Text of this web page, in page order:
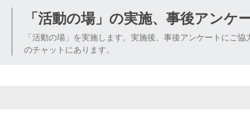
「活動の場」の実施、事後アンケ
「活動の場」を実施します。実施後、事後アンケートにご
のチャットにあります。